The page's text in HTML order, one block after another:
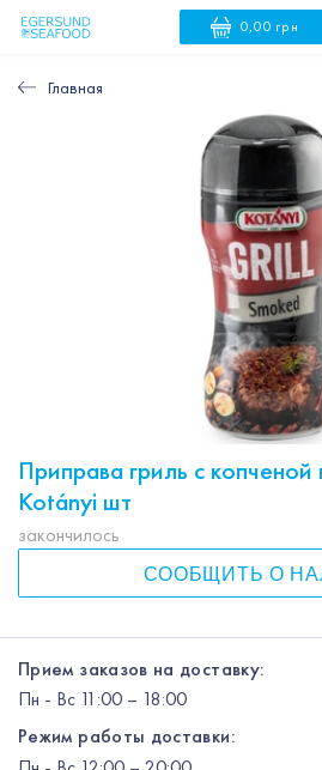
0,00 грн
Главная
Приправа гриль с
Kotányi шт
закончилось
СООБЩИТЬ О
Прием заказов на доставку:
Пн - Вс 11:00 – 18:00
Режим работы доставки: